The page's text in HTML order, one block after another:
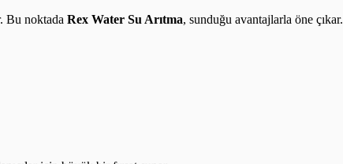
Bu noktada Rex Water Su Arıtma, sunduğu avantajlarla öne çıkar.